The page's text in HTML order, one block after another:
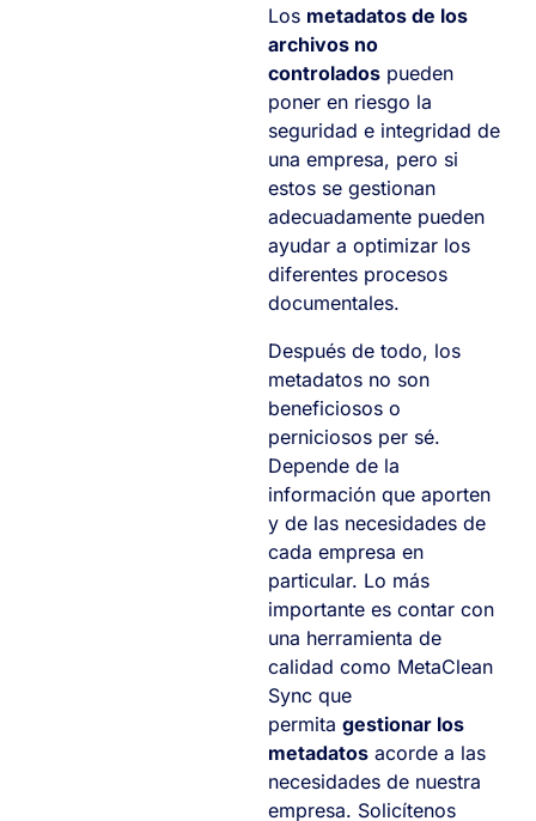
Los metadatos de los
archivos no
controlados pueden
poner en riesgo la
seguridad e integridad de
una empresa, pero si
estos se gestionan
adecuadamente pueden
ayudar a optimizar los
diferentes procesos
documentales.
Después de todo, los
metadatos no son
beneficiosos o
perniciosos per sé.
Depende de la
información que aporten
y de las necesidades de
cada empresa en
particular. Lo más
importante es contar con
una herramienta de
calidad como MetaClean
Sync que
permita gestionar los
metadatos acorde a las
necesidades de nuestra
empresa. Solicítenos